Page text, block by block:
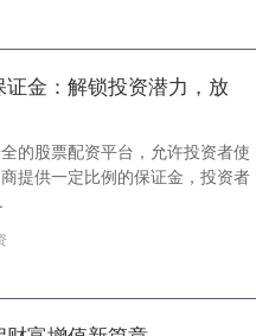
金：解锁投资潜力，放
的股票配资平台，允许投资者使
提供一定比例的保证金，投资者